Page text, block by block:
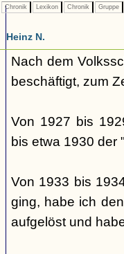
Chronik Lexikon Chronik Gruppe
Heinz N.
Nach dem
beschäftigt, zum
Von 1927 bis
bis etwa 1930 der
Von 1933 bis
ging, habe ich
aufgelöst und